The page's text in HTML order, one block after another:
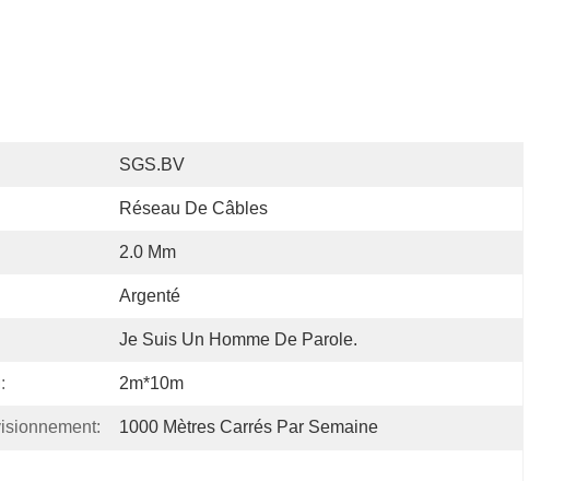
SGS.BV
Réseau De Câbles
2.0 Mm
Argenté
Je Suis Un Homme De Parole.
2m*10m
1000 Mètres Carrés Par Semaine